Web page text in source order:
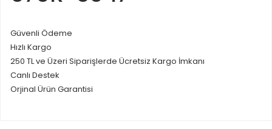
Güvenli Ödeme
Hızlı Kargo
250 TL ve Üzeri Siparişlerde Ücretsiz Kargo İmkanı
Canlı Destek
Orjinal Ürün Garantisi